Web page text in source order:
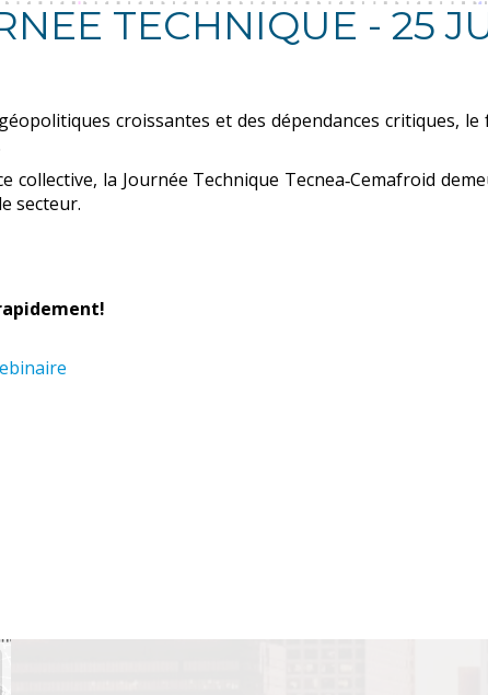
TECHNIQUE - 25
croissantes et des dépendances critiques,
la Journée Technique Tecnea‑Cemafroid
secteur.